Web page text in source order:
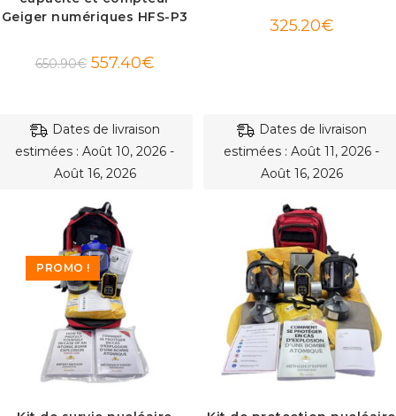
Geiger numériques HFS-P3
650.90€ Le
prix
557.40€Le
prix
325.20€
Dates de livraison
estimées : Août 10, 2026 -
Août 16, 2026
PROMO !
Dates de livraison
estimées : Août 11, 2026 -
Août 16, 2026